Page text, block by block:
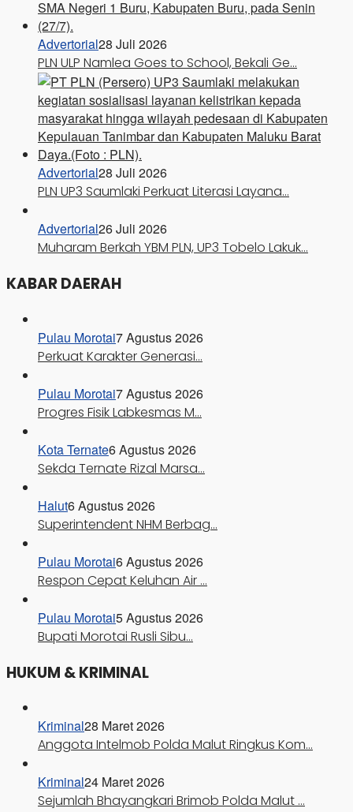
Advertorial28 Juli 2026
PLN ULP Namlea Goes to School, Bekali Ge…
Advertorial28 Juli 2026
PLN UP3 Saumlaki Perkuat Literasi Layana…
Advertorial26 Juli 2026
Muharam Berkah YBM PLN, UP3 Tobelo Lakuk…
KABAR DAERAH
Pulau Morotai7 Agustus 2026
Perkuat Karakter Generasi…
Pulau Morotai7 Agustus 2026
Progres Fisik Labkesmas M…
Kota Ternate6 Agustus 2026
Sekda Ternate Rizal Marsa…
Halut6 Agustus 2026
Superintendent NHM Berbag…
Pulau Morotai6 Agustus 2026
Respon Cepat Keluhan Air …
Pulau Morotai5 Agustus 2026
Bupati Morotai Rusli Sibu…
HUKUM & KRIMINAL
Kriminal28 Maret 2026
Anggota Intelmob Polda Malut Ringkus Kom…
Kriminal24 Maret 2026
Sejumlah Bhayangkari Brimob Polda Malut …